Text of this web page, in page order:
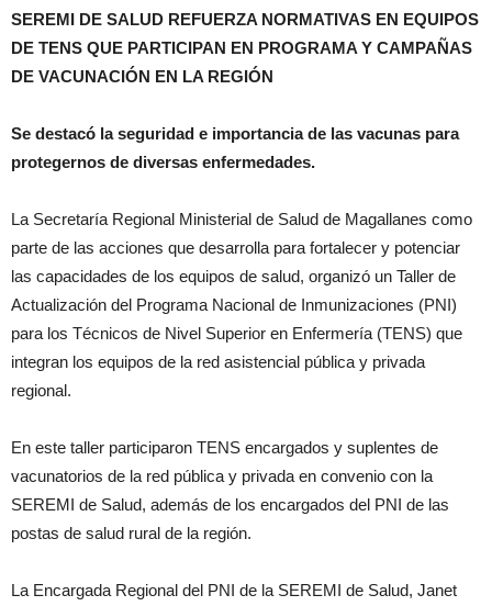
SEREMI DE SALUD REFUERZA NORMATIVAS EN EQUIPOS
DE TENS QUE PARTICIPAN EN PROGRAMA Y CAMPAÑAS
DE VACUNACIÓN EN LA REGIÓN
Se destacó la seguridad e importancia de las vacunas para
protegernos de diversas enfermedades.
La Secretaría Regional Ministerial de Salud de Magallanes como
parte de las acciones que desarrolla para fortalecer y potenciar
las capacidades de los equipos de salud, organizó un Taller de
Actualización del Programa Nacional de Inmunizaciones (PNI)
para los Técnicos de Nivel Superior en Enfermería (TENS) que
integran los equipos de la red asistencial pública y privada
regional.
En este taller participaron TENS encargados y suplentes de
vacunatorios de la red pública y privada en convenio con la
SEREMI de Salud, además de los encargados del PNI de las
postas de salud rural de la región.
La Encargada Regional del PNI de la SEREMI de Salud, Janet